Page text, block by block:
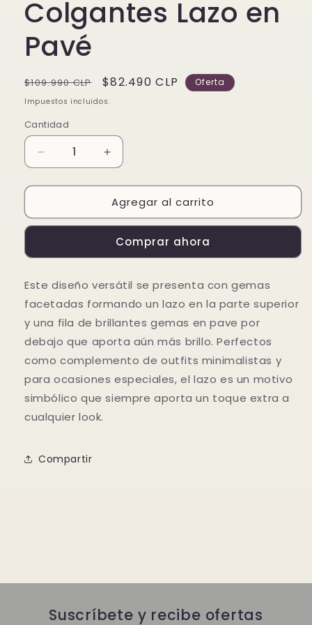
Colgantes Lazo en
Pavé
Precio
habitual
$109.990 CLP
Precio
de
$82.490 CLP Oferta
Impuestos incluidos.
Cantidad
Reducir
cantidad
para
Colgantes
Pavé
Aumentar
cantidad
para
Pendientes
Colgantes
en
Pavé
Agregar al carrito
Comprar ahora
Este diseño versátil se presenta con gemas
facetadas formando un lazo en la parte superior
y una fila de brillantes gemas en pave por
debajo que aporta aún más brillo. Perfectos
como complemento de outfits minimalistas y
para ocasiones especiales, el lazo es un motivo
simbólico que siempre aporta un toque extra a
cualquier look.
Compartir
Suscríbete y recibe ofertas